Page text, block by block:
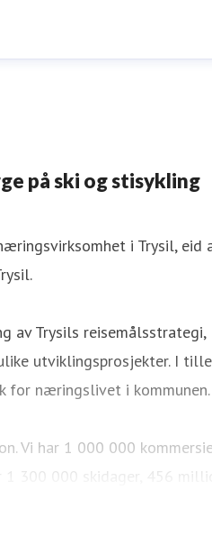
på ski og stisykling
i Trysil, eid
av Trysils reisemålsstrategi,
utviklingsprosjekter. I
for næringslivet i kommunen.
Vi har 1 000 000
300 000 skidager, 456
km med langrennsløyper.
sykkelparker, over 65 km